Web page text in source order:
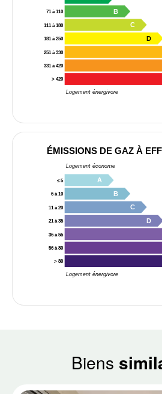
Logement énergivore
71 à 110 B
111 à 180 C
181 à 250 D
251 à 330
331 à 420
> 420
ÉMISSIONS DE GAZ À
Logement économe
Logement énergivore
≤ 5 A
6 à 10 B
11 à 20 C
21 à 35 D
36 à 55
56 à 80
> 80
Biens